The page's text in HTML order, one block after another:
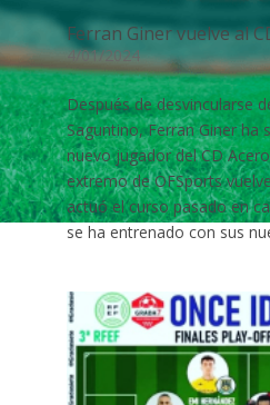
Ferran Giner vuelve al
4/01/2024
Después de desvincularse
Saguntino, Ferran Giner ha
nuevo jugador del CD
extremo de OFSports
actuó el curso pasado en
se ha entrenado con sus